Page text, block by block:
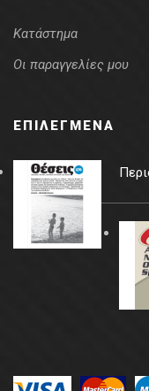
Κατάστημα
Οι παραγγελίες μου
ΕΠΙΛΕΓΜΈΝΑ